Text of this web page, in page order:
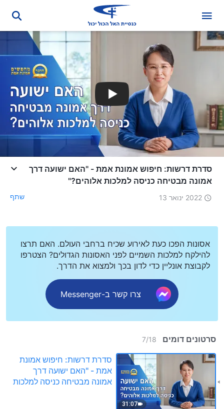
סדרת דרשות: חיפוש אמונת אמת - "האם ישועה דרך
אמונה מבטיחה כניסה למלכות אלוהים?"
2022 ינואר 13 שתף
אסונות הפכו כעת לאירוע שכיח ברחבי העולם. האם תרצו
להילקח למלכות השמיים לפני האסונות הגדולים? הצטרפו
לקבוצת אונליין כדי לדון בכך ולמצוא את הדרך.
צרו קשר ב-Messenger
סרטונים דומים 7/18
31:07
סדרת דרשות: חיפוש אמונת
אמת - "האם ישועה דרך
אמונה מבטיחה כניסה למלכות